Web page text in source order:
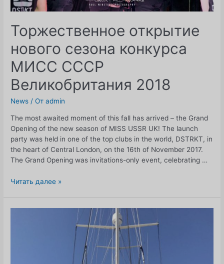
Торжественное открытие
нового сезона конкурса
МИСС СССР
Великобритания 2018
News / От admin
The most awaited moment of this fall has arrived – the Grand
Opening of the new season of MISS USSR UK! The launch
party was held in one of the top clubs in the world, DSTRKT, in
the heart of Central London, on the 16th of November 2017.
The Grand Opening was invitations-only event, celebrating …
Торжественное
Читать далее »